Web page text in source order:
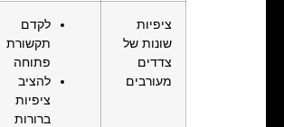
ציפיות
שונות של
צדדים
מעורבים
לקדם
תקשורת
פתוחה
להציב
ציפיות
ברורות